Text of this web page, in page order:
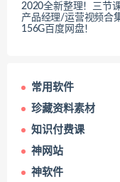
2020全新整理！三节课
产品经理/运营视频合
156G百度网盘！
常用软件
珍藏资料素材
知识付费课
神网站
神软件